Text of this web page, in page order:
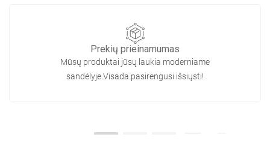
Prekių prieinamumas
Mūsų produktai jūsų laukia moderniame
sandėlyje.Visada pasirengusi išsiųsti!